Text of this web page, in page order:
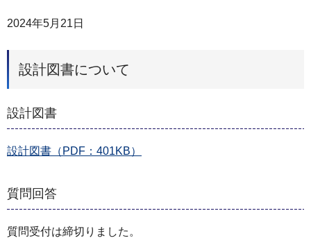
2024年5月21日
設計図書について
設計図書
設計図書（PDF：401KB）
質問回答
質問受付は締切りました。